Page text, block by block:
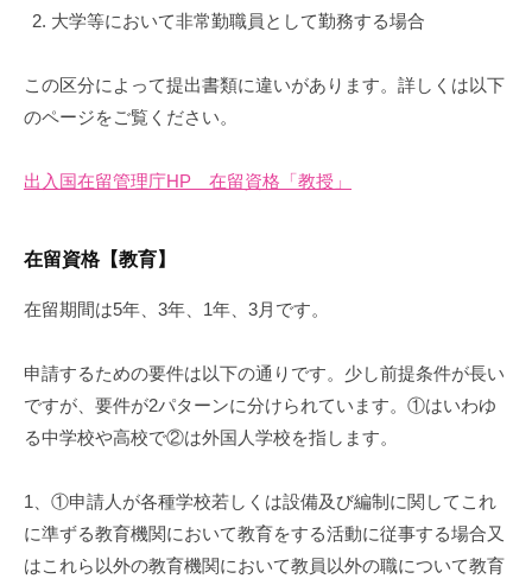
大学等において非常勤職員として勤務する場合
この区分によって提出書類に違いがあります。詳しくは以下
のページをご覧ください。
出入国在留管理庁HP 在留資格「教授」
在留資格【教育】
在留期間は5年、3年、1年、3月です。
申請するための要件は以下の通りです。少し前提条件が長い
ですが、要件が2パターンに分けられています。①はいわゆ
る中学校や高校で②は外国人学校を指します。
1、①申請人が各種学校若しくは設備及び編制に関してこれ
に準ずる教育機関において教育をする活動に従事する場合又
はこれら以外の教育機関において教員以外の職について教育